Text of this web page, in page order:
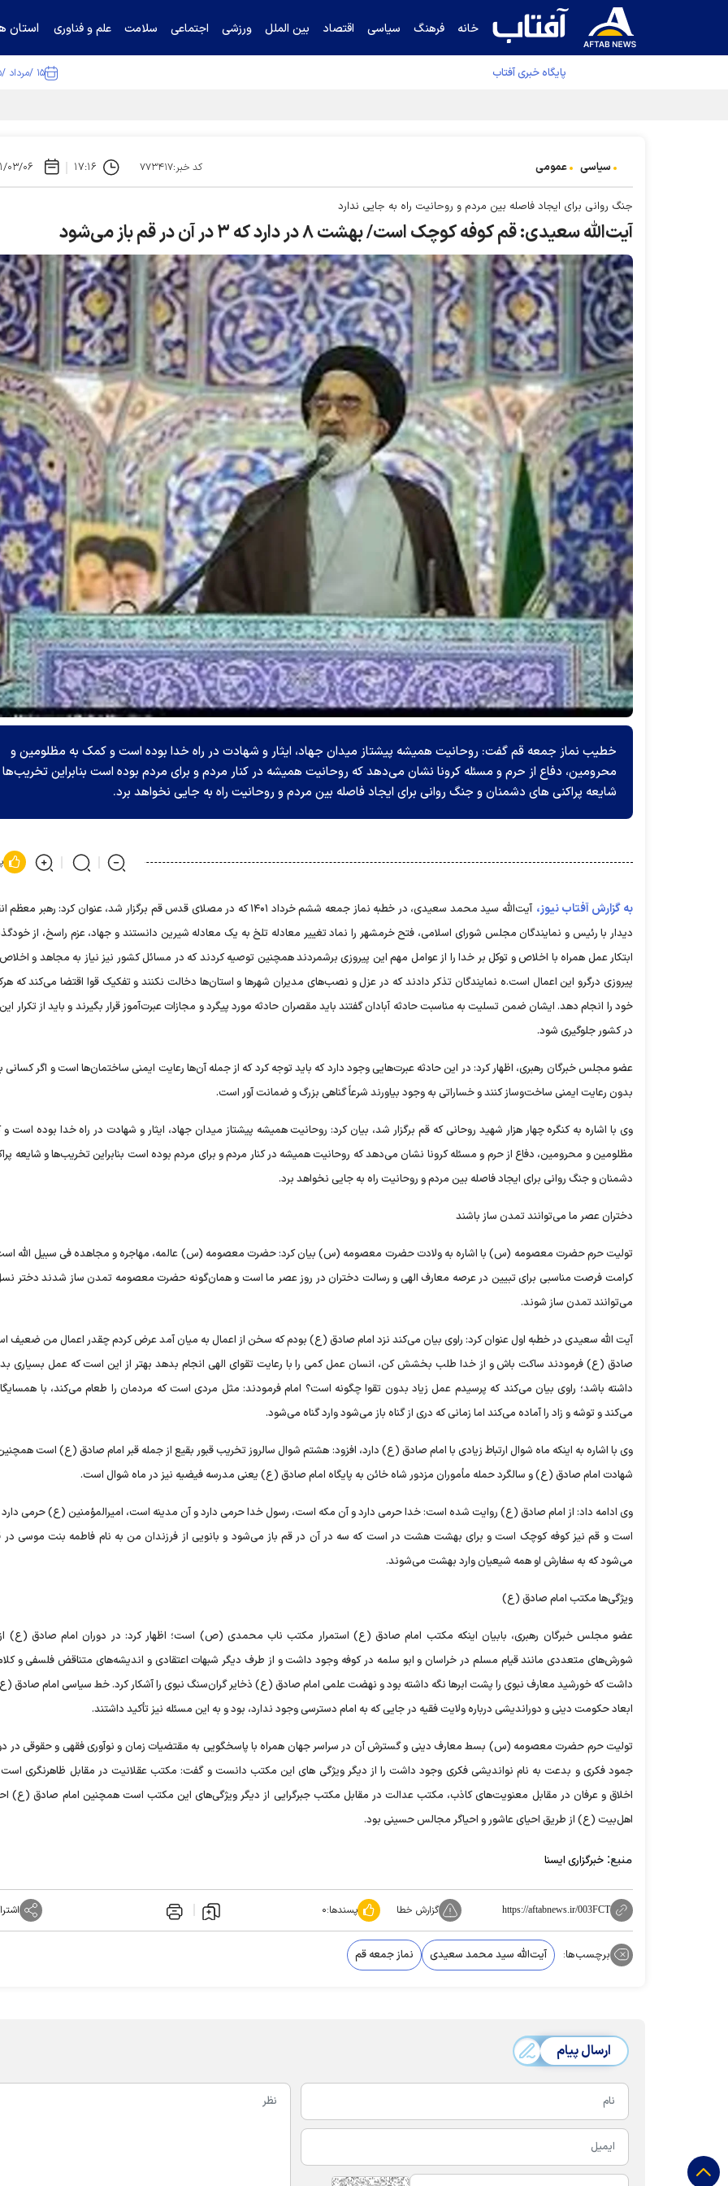
خانه فرهنگ سیاسی اقتصاد بین الملل ورزشی اجتماعی سلامت علم و فناوری استان
پایگاه خبری آفتاب ۱۵ /مرداد /۱۴۰۵
سیاسی عمومی کد خبر:۷۷۳۴۱۷ ۱۷:۱۶ ۱۴۰۱/
جنگ روانی برای ایجاد فاصله بین مردم و روحانیت راه به جایی ندارد
آیت‌الله سعیدی: قم کوفه کوچک است/ بهشت ۸ در دارد که ۳ در آن در قم باز می‌شود
خطیب نماز جمعه قم گفت: روحانیت همیشه پیشتاز میدان جهاد، ایثار و شهادت در راه خدا بوده است و کمک به مظلومین و
محرومین، دفاع از حرم و مسئله کرونا نشان می‌دهد که روحانیت همیشه در کنار مردم و برای مردم بوده است بنابراین
شایعه پراکنی های دشمنان و جنگ روانی برای ایجاد فاصله بین مردم و روحانیت راه به جایی نخواهد برد.
به گزارش آفتاب نیوز،
آیت‌الله سید محمد سعیدی، در خطبه نماز جمعه ششم خرداد ۱۴۰۱ که در مصلای قدس قم برگزار شد، عنوان کرد: رهبر
دیدار با رئیس و نمایندگان مجلس شورای اسلامی، فتح خرمشهر را نماد تغییر معادله تلخ به یک معادله شیرین دانستند و جهاد، عزم راسخ، از
ابتکار عمل همراه با اخلاص و توکل بر خدا را از عوامل مهم این پیروزی برشمردند همچنین توصیه کردند که در مسائل کشور نیز نیاز به مجاهد و
پیروزی درگرو این اعمال است.ه نمایندگان تذکر دادند که در عزل و نصب‌های مدیران شهرها و استان‌ها دخالت نکنند و تفکیک قوا اقتضا می‌کند که
خود را انجام دهد. ایشان ضمن تسلیت به مناسبت حادثه آبادان گفتند باید مقصران حادثه مورد پیگرد و مجازات عبرت‌آموز قرار بگیرند و باید از تکرار
در کشور جلوگیری شود.
عضو مجلس خبرگان رهبری، اظهار کرد: در این حادثه عبرت‌هایی وجود دارد که باید توجه کرد که از جمله آن‌ها رعایت ایمنی ساختمان‌ها است و اگر کسانی
بدون رعایت ایمنی ساخت‌وساز کنند و خساراتی به وجود بیاورند شرعاً گناهی بزرگ و ضمانت آور است.
وی با اشاره به‌ کنگره چهار هزار شهید روحانی که قم برگزار شد، بیان کرد: روحانیت همیشه پیشتاز میدان جهاد، ایثار و شهادت در راه خدا بوده است
مظلومین و محرومین، دفاع از حرم و مسئله کرونا نشان می‌دهد که روحانیت همیشه در کنار مردم و برای مردم بوده است بنابراین تخریب‌ها و شایعه
دشمنان و جنگ روانی برای ایجاد فاصله بین مردم و روحانیت راه به جایی نخواهد برد.
دختران عصر ما می‌توانند تمدن ساز باشند
تولیت حرم حضرت معصومه (س) با اشاره به ولادت حضرت معصومه (س) بیان کرد: حضرت معصومه (س) عالمه، مهاجره و مجاهده فی سبیل الله
کرامت فرصت مناسبی برای تبیین در عرصه معارف الهی و رسالت دختران در روز عصر ما است و همان‌گونه حضرت معصومه تمدن ساز شدند دختر
می‌توانند تمدن ساز شوند.
آیت الله سعیدی در خطبه اول عنوان کرد: راوی بیان می‌کند نزد امام صادق (ع) بودم که سخن از اعمال به میان آمد عرض کردم چقدر اعمال من ضعیف
صادق (ع) فرمودند ساکت باش و از خدا طلب بخشش کن، انسان عمل کمی را با رعایت تقوای الهی انجام بدهد بهتر از این است که عمل بسیاری
داشته باشد؛ راوی بیان می‌کند که پرسیدم عمل زیاد بدون‌ تقوا چگونه است؟ امام فرمودند: مثل مردی است که مردمان را طعام می‌کند، با
می‌کند و توشه و زاد را آماده می‌کند اما زمانی که دری از گناه باز می‌شود وارد گناه می‌شود.
وی با اشاره به اینکه ماه شوال ارتباط زیادی با امام صادق (ع) دارد، افزود: هشتم شوال سالروز تخریب قبور بقیع از جمله قبر امام صادق (ع) است
شهادت امام صادق (ع) و سالگرد حمله مأموران مزدور شاه خائن به پایگاه امام صادق (ع) یعنی مدرسه فیضیه نیز در ماه شوال است.
وی ادامه داد: از امام صادق (ع) روایت شده است: خدا حرمی دارد و آن مکه است، رسول خدا حرمی دارد و آن مدینه است، امیرالمؤمنین (ع) حرمی دارد
است و قم نیز کوفه کوچک است و برای بهشت هشت در است که سه در آن در قم باز می‌شود و بانویی از فرزندان من به نام فاطمه بنت موسی
می‌شود که به سفارش او همه شیعیان وارد بهشت می‌شوند.
ویژگی‌ها مکتب امام صادق (ع)
عضو مجلس خبرگان رهبری، بابیان اینکه مکتب امام صادق (ع) استمرار مکتب ناب محمدی (ص) است؛ اظهار کرد: در دوران امام صادق (ع)
شورش‌های متعددی مانند قیام مسلم در خراسان و ابو سلمه در کوفه وجود داشت و از طرف دیگر شبهات اعتقادی و اندیشه‌های متناقض فلسفی و
داشت که خورشید معارف نبوی را پشت ابرها نگه داشته بود و نهضت علمی امام صادق (ع) ذخایر گران‌سنگ نبوی را آشکار کرد. خط سیاسی امام صادق
ابعاد حکومت دینی و دوراندیشی درباره ولایت فقیه در جایی که به امام دسترسی وجود ندارد، بود و به این مسئله نیز تأکید داشتند.
تولیت حرم حضرت معصومه (س) بسط معارف دینی و گسترش آن در سراسر جهان همراه با پاسخگویی به مقتضیات زمان و نوآوری فقهی و حقوقی در
جمود فکری و بدعت به نام نواندیشی فکری وجود داشت را از دیگر ویژگی های این مکتب دانست و گفت: مکتب عقلانیت در مقابل ظاهرنگری
اخلاق و عرفان در مقابل معنویت‌های کاذب، مکتب عدالت در مقابل مکتب جبرگرایی از دیگر ویژگی‌های این مکتب است همچنین امام صادق (ع)
اهل‌بیت (ع) از طریق احیای عاشور و احیاگر مجالس حسینی بود.
منبع: خبرگزاری ایسنا
https://aftabnews.ir/003FCT گزارش خطا پسندها:۰
برچسب‌ها: آیت‌الله سید محمد سعیدی نماز جمعه قم
ارسال پیام